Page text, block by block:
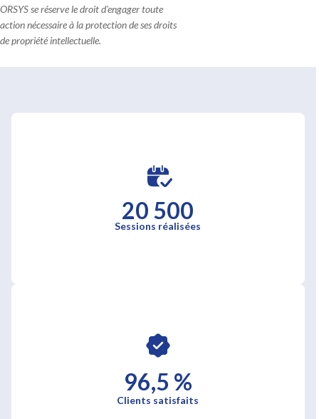
ORSYS se réserve le droit d'engager toute
action nécessaire à la protection de ses droits
de propriété intellectuelle.
20 500
Sessions réalisées
96,5 %
Clients satisfaits